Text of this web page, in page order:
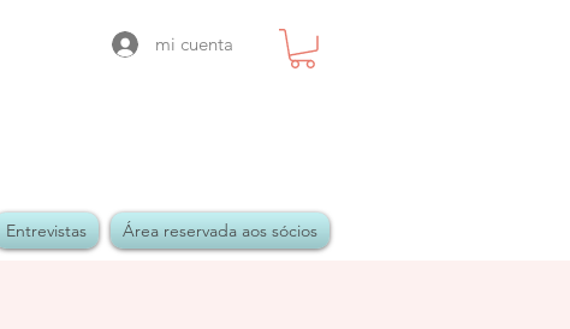
mi cuenta
Entrevistas Área reservada aos sócios